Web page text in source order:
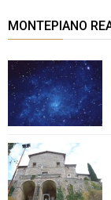
MONTEPIANO